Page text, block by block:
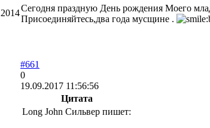
Сегодня праздную День рождения Моего
Присоединяйтесь,два года мусщине .
#661
0
19.09.2017 11:56:56
Цитата
Long John Сильвер пишет: